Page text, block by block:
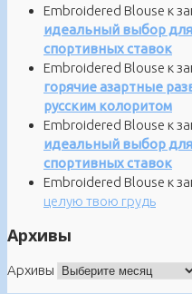
Embroidered Blouse к
идеальный выбор
спортивных ставок
Embroidered Blouse к
горячие азартные
русским колоритом
Embroidered Blouse к
идеальный выбор
спортивных ставок
Embroidered Blouse к
целую твою грудь
Архивы
Архивы